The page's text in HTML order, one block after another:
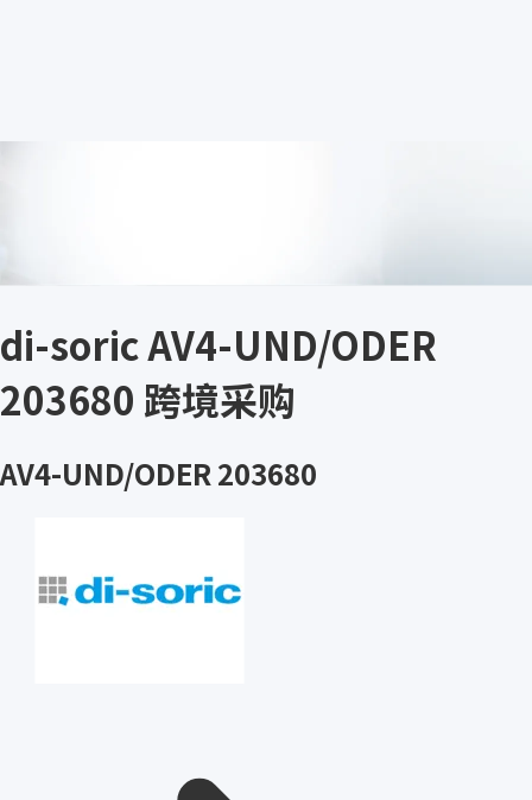
di-soric AV4-UND/ODER
203680 跨境采购
AV4-UND/ODER 203680